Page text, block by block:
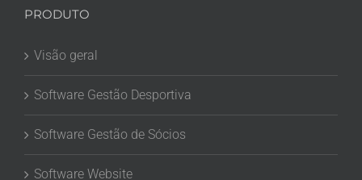
PRODUTO
Visão geral
Software Gestão Desportiva
Software Gestão de Sócios
Software Website